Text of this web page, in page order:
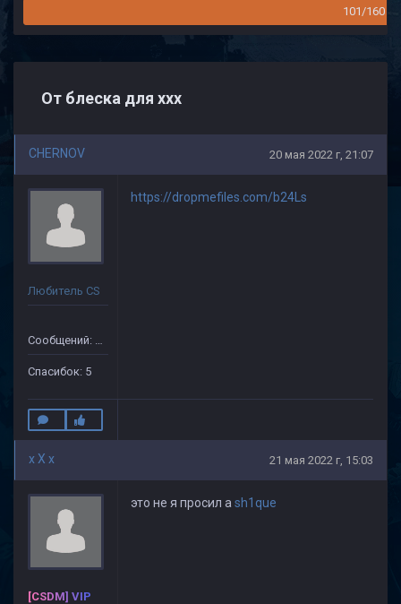
101/160
От блеска для ххх
CHERNOV 20 мая 2022 г, 21:07
Любитель CS
Сообщений: 104
Спасибок: 5
https://dropmefiles.com/b24Ls
x X x 21 мая 2022 г, 15:03
[CSDM] VIP
это не я просил а sh1que